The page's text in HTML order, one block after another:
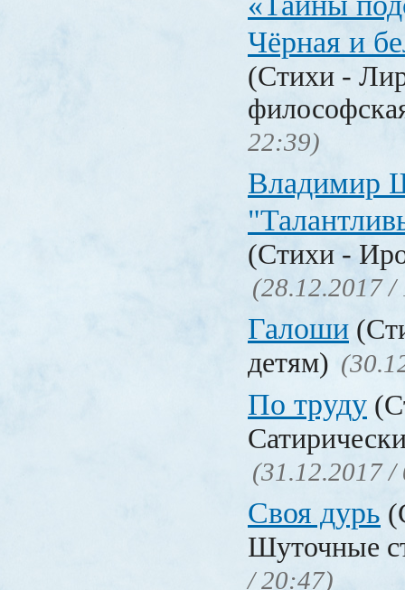
Чёрная и
(Стихи -
22:39)
Владимир
(Стихи -
(28.12.2017 /
Галоши
детям)
По труду
(31.12.2017 /
Своя дурь
Шуточные
/ 20:47)